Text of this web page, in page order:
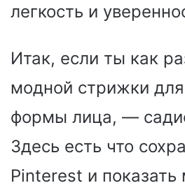
легкость и
Итак, если ты как
модной стрижки
формы лица, —
Здесь есть что
Pinterest и показать